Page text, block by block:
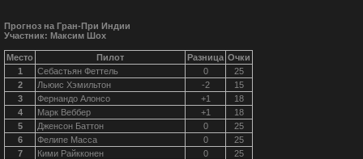
Прогноз на Гран-При Индии
Участник: Максим Шох
Место Пилот Разница Очки
1
Себастьян Феттель 0
25
2
Льюис Хэмильтон -2
15
3
Фернандо Алонсо +1
18
4
Марк Веббер +1
18
5
Дженсон Баттон 0
25
6
Фелипе Масса 0
25
7
Кими Райкконен 0
25